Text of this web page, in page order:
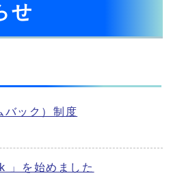
せ
バック）制度
」を始めました